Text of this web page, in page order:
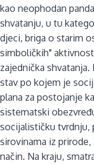
kao neophodan
shvatanju, u tu
djeci, briga o starim
simboličkih"
zajednička
stav po kojem je
plana za postojanje
sistematski
socijalističku tvrdnju,
sirovinama iz prirode,
način. Na kraju,